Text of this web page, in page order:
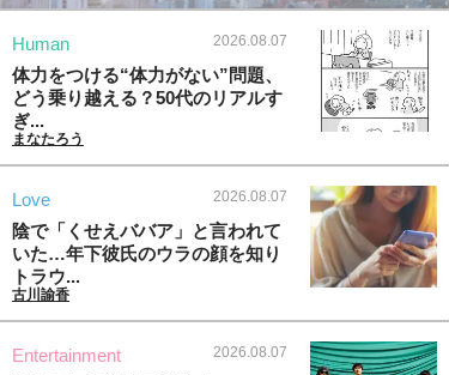
Human 2026.08.07
体力をつける“体力がない”問題、
どう乗り越える？50代のリアルす
ぎ...
まなたろう
Love 2026.08.07
陰で「くせえババア」と言われて
いた…年下彼氏のウラの顔を知り
トラウ...
古川諭香
Entertainment 2026.08.07